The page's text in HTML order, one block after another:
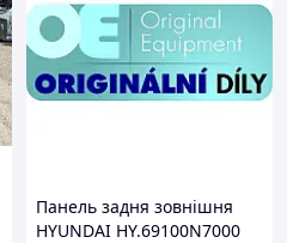
Панель задня зовнішня
HYUNDAI HY.69100N7000